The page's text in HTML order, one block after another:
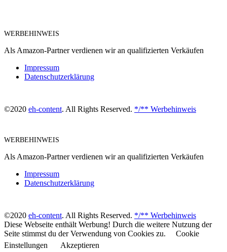
WERBEHINWEIS
Als Amazon-Partner verdienen wir an qualifizierten Verkäufen
Impressum
Datenschutzerklärung
©2020 eh-content. All Rights Reserved. */** Werbehinweis
WERBEHINWEIS
Als Amazon-Partner verdienen wir an qualifizierten Verkäufen
Impressum
Datenschutzerklärung
©2020 eh-content. All Rights Reserved. */** Werbehinweis
Diese Webseite enthält Werbung! Durch die weitere Nutzung der
Seite stimmst du der Verwendung von Cookies zu.
Cookie
Einstellungen
Akzeptieren